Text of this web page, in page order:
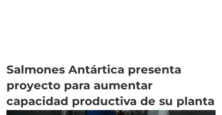
Salmones Antártica presenta
proyecto para aumentar
capacidad productiva de su planta